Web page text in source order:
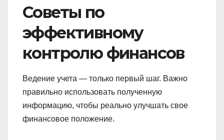
Советы по
эффективному
контролю финансов
Ведение учета — только первый шаг. Важно
правильно использовать полученную
информацию, чтобы реально улучшать свое
финансовое положение.